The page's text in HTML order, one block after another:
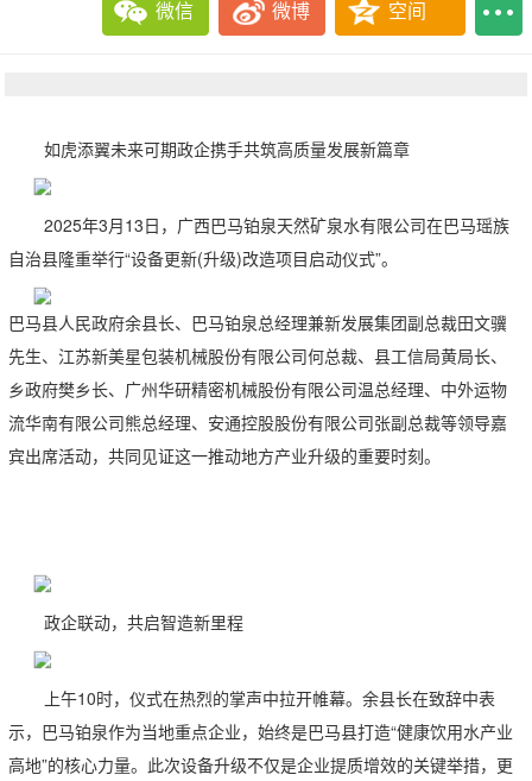
微信 微博 空间
如虎添翼未来可期政企携手共筑高质量发展新篇章
2025年3月13日，广西巴马铂泉天然矿泉水有限公司在巴马瑶族
自治县隆重举行“设备更新(升级)改造项目启动仪式”。
巴马县人民政府余县长、巴马铂泉总经理兼新发展集团副总裁田文骥
先生、江苏新美星包装机械股份有限公司何总裁、县工信局黄局长、
乡政府樊乡长、广州华研精密机械股份有限公司温总经理、中外运物
流华南有限公司熊总经理、安通控股股份有限公司张副总裁等领导嘉
宾出席活动，共同见证这一推动地方产业升级的重要时刻。
政企联动，共启智造新里程
上午10时，仪式在热烈的掌声中拉开帷幕。余县长在致辞中表
示，巴马铂泉作为当地重点企业，始终是巴马县打造“健康饮用水产业
高地”的核心力量。此次设备升级不仅是企业提质增效的关键举措，更